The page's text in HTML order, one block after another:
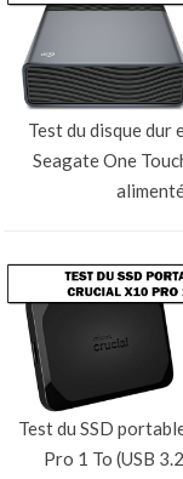
Test du disque dur
Seagate One
Test du SSD
Pro 1 To (USB